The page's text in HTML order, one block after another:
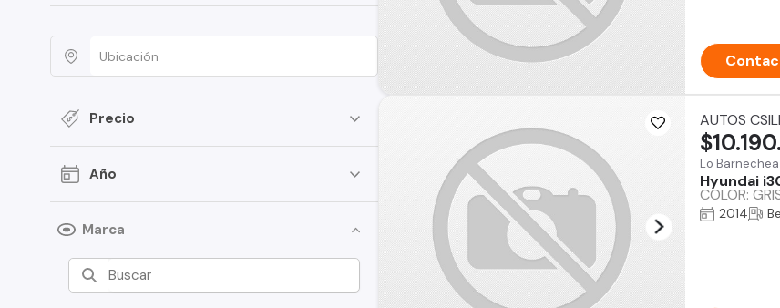
Precio
Año
Marca
AUTOS
Lo Barnechea
Hyundai
COLOR:
2014